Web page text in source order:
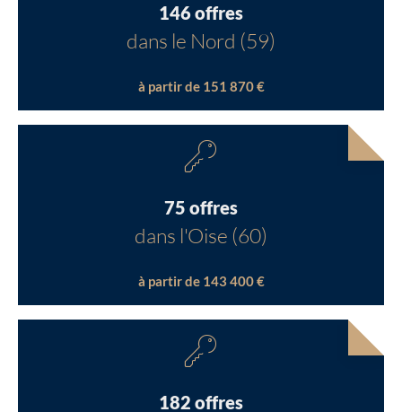
146 offres
dans le Nord (59)
à partir de 151 870 €
75 offres
dans l'Oise (60)
à partir de 143 400 €
182 offres